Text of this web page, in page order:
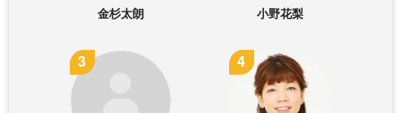
金杉太朗 小野花梨